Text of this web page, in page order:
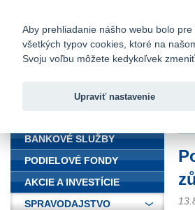
Fio banka
BANKOVÉ SLUŽBY
PODIELOVÉ FONDY
AKCIE A INVESTÍCIE
SPRAVODAJSTVO
Aby prehliadanie nášho webu bolo
všetkých typov cookies, ktoré na
Svoju voľbu môžete kedykoľvek
Upraviť nastavenie